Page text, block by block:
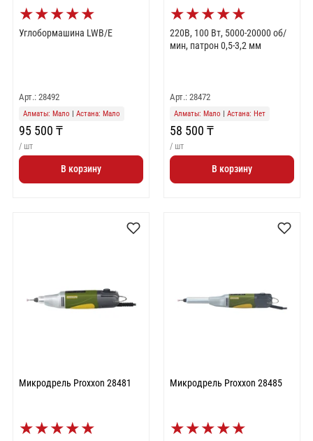
★★★★★
Углобормашина LWB/E
Арт.: 28492
Алматы: Мало | Астана: Мало
95 500 ₸
/ шт
В корзину
★★★★★
220В, 100 Вт, 5000-20000 об/
мин, патрон 0,5-3,2 мм
Арт.: 28472
Алматы: Мало | Астана: Нет
58 500 ₸
/ шт
В корзину
Микродрель Proxxon 28481
★★★★★
Микродрель Proxxon 28485
★★★★★